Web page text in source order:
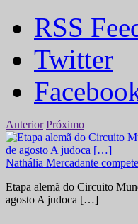
RSS
Twitter
Anterior Próximo
Nathália Mercadante
Etapa alemã do Circuito
agosto A judoca […]